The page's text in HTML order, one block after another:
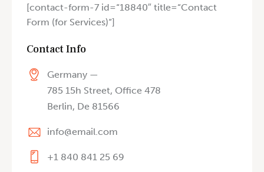
[contact-form-7 id=“18840″ title=“Contact
Form (for Services)“]
Contact Info
Germany —
785 15h Street, Office 478
Berlin, De 81566
info@email.com
+1 840 841 25 69